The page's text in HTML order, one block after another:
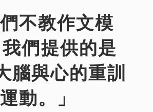
們不教作文模
們提供的是
與心的重訓
運動。」